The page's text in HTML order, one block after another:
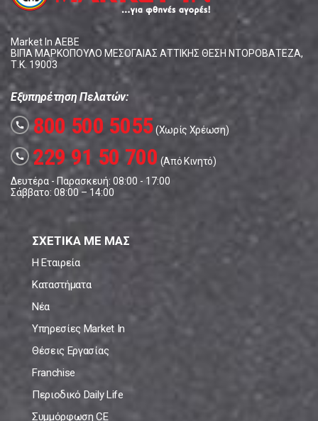
Market In ΑΕΒΕ
ΒΙΠΑ ΜΑΡΚΟΠΟΥΛΟ ΜΕΣΟΓΑΙΑΣ ΑΤΤΙΚΗΣ ΘΕΣΗ ΝΤΟΡΟΒΑΤΕΖΑ,
Τ.Κ. 19003
Εξυπηρέτηση Πελατών:
call 800 500 5055(Χωρίς Χρέωση)
call 229 91 50 700 (Από Κινητό)
Δευτέρα - Παρασκευή: 08:00 - 17:00
Σάββατο: 08:00 – 14:00
ΣΧΕΤΙΚΑ ΜΕ ΜΑΣ
Η Εταιρεία
Καταστήματα
Νέα
Υπηρεσίες Market In
Θέσεις Εργασίας
Franchise
Περιοδικό Daily Life
Συμμόρφωση CE